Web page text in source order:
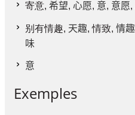
寄意, 希望, 心愿, 意, 意愿,
别有情趣, 天趣, 情致, 情趣
味
意
Exemples